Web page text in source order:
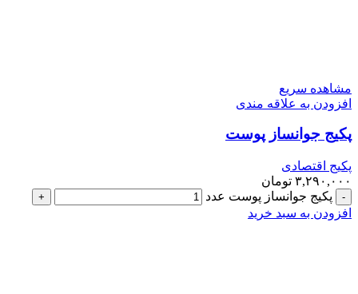
مشاهده سریع
افزودن به علاقه مندی
پکیج جوانساز پوست
پکیج اقتصادی
۳,۲۹۰,۰۰۰ تومان
پکیج جوانساز پوست عدد
افزودن به سبد خرید